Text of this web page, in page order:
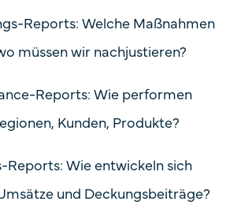
Reports: Welche Maßnahmen
müssen wir nachjustieren?
Reports: Wie performen
Kunden, Produkte?
Reports: Wie entwickeln sich
und Deckungsbeiträge?